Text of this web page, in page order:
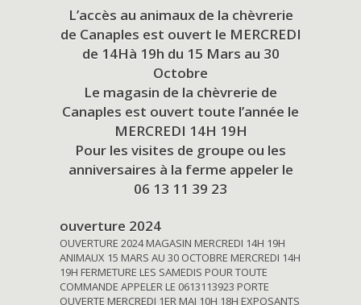
L’accès au animaux de la chèvrerie
de Canaples est ouvert le MERCREDI
de 14Hà 19h du 15 Mars au 30
Octobre
Le magasin de la chèvrerie de
Canaples est ouvert toute l’année le
MERCREDI 14H 19H
Pour les visites de groupe ou les
anniversaires à la ferme appeler le
06 13 11 39 23
ouverture 2024
OUVERTURE 2024 MAGASIN MERCREDI 14H 19H
ANIMAUX 15 MARS AU 30 OCTOBRE MERCREDI 14H
19H FERMETURE LES SAMEDIS POUR TOUTE
COMMANDE APPELER LE 0613113923 PORTE
OUVERTE MERCREDI 1ER MAI 10H 18H EXPOSANTS